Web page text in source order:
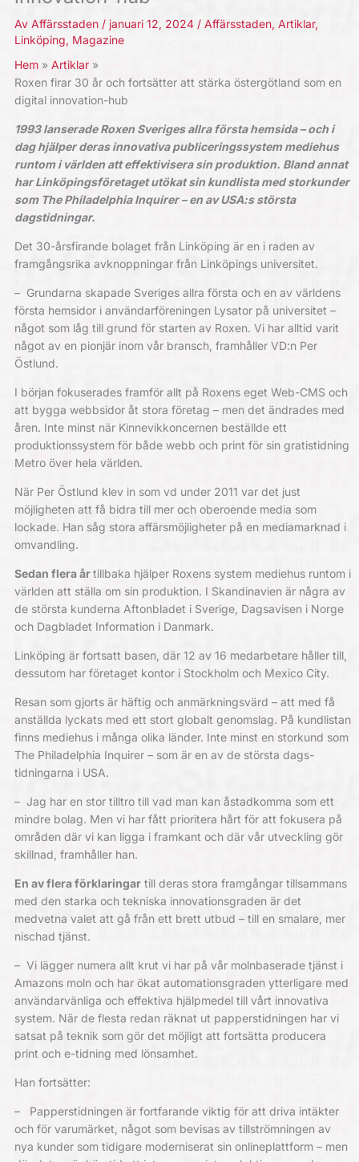
Av Affärsstaden / januari 12, 2024 / Affärsstaden, Artiklar,
Linköping, Magazine
Hem
Artiklar
Roxen firar 30 år och fortsätter att stärka östergötland som en
digital innovation-hub
1993 lanserade Roxen Sveriges allra första hemsida – och i
dag hjälper deras innovativa ­publiceringssystem mediehus
runtom i världen att ­effektivisera sin produktion. Bland annat
har Linköpingsföretaget utökat sin kund­lista med storkunder
som The ­Philadelphia Inquirer – en av USA:s största
dagstidningar.
Det 30-årsfirande bolaget från Linköping är en i raden av
framgångsrika avknoppningar från Linköpings universitet.
– Grundarna skapade Sveriges allra första och en av världens
första hemsidor i användarföreningen Lysator på universitet –
något som låg till grund för starten av Roxen. Vi har alltid varit
något av en pionjär inom vår bransch, framhåller VD:n Per
Östlund.
I början fokuserades framför allt på ­Roxens eget Web-CMS och
att bygga webbsidor åt stora företag – men det ändrades med
åren. Inte minst när Kinnevikkoncernen beställde ett
produktionssystem för både webb och print för sin gratistidning
Metro över hela världen.
När Per Östlund klev in som vd under 2011 var det just
möjligheten att få bidra till mer och oberoende media som
lockade. Han såg stora affärsmöjligheter på en media­marknad i
omvandling.
Sedan flera årtillbaka hjälper Roxens system mediehus runtom i
världen att ställa om sin produktion. I Skandinavien är några av
de största kunderna Aftonbladet i Sverige, Dagsavisen i Norge
och Dag­bladet Information i Danmark.
Linköping är fortsatt basen, där 12 av 16 medarbetare håller till,
dessutom har före­taget kontor i Stockholm och Mexico City.
Resan som gjorts är häftig och anmärkningsvärd – att med få
anställda lyckats med ett stort globalt genomslag. På kundlistan
finns mediehus i många olika länder. Inte minst en storkund som
The Philadelphia Inquirer – som är en av de största dags­
tidningarna i USA.
– Jag har en stor tilltro till vad man kan åstadkomma som ett
mindre bolag. Men vi har fått prioritera hårt för att fokusera på
områden där vi kan ligga i framkant och där vår utveckling gör
skillnad, framhåller han.
En av flera förklaringartill deras stora framgångar tillsammans
med den starka och tekniska innovationsgraden är det
medvetna valet att gå från ett brett utbud – till en smalare, mer
nischad tjänst.
– Vi lägger numera allt krut vi har på vår molnbaserade tjänst i
Amazons moln och har ökat automationsgraden ytterligare med
användarvänliga och effektiva hjälpmedel till vårt innovativa
system. När de flesta redan räknat ut papperstidningen har vi
satsat på teknik som gör det möjligt att fortsätta producera
print och e-tidning med lönsamhet.
Han fortsätter:
–
Papperstidningen är fortfarande viktig för att driva intäkter
och för varumärket, något som bevisas av tillströmningen av
nya kunder som tidigare moderniserat sin ­onlineplattform – men